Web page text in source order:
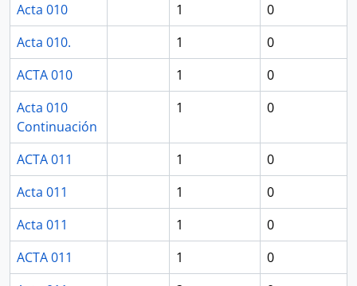
Acta 010
1
0
Acta 010.
1
0
ACTA 010
1
0
Acta 010
Continuación
1 0
ACTA 011 1
0
Acta 011
1
0
Acta 011
1
0
ACTA 011
1
0